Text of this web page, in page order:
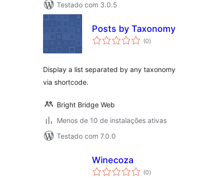
Testado com 3.0.5
Posts by Taxonomy
(0total
de
)
Display a list separated by any taxonomy
via shortcode.
Bright Bridge Web
Menos de 10 de instalações ativas
Testado com 7.0.0
Winecoza
(0total
de
)